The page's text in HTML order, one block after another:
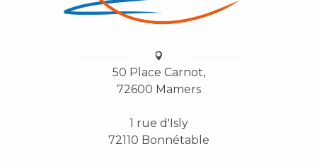
50 Place Carnot,
72600 Mamers
1 rue d'Isly
72110 Bonnétable